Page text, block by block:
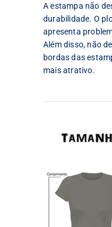
A estampa não
durabilidade. O
apresenta
Além disso, não
bordas das
mais atrativo.